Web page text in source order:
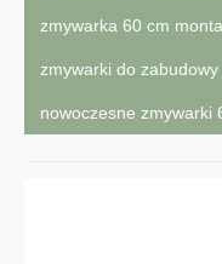
zmywarka 60 cm
zmywarki do
nowoczesne zmywarki